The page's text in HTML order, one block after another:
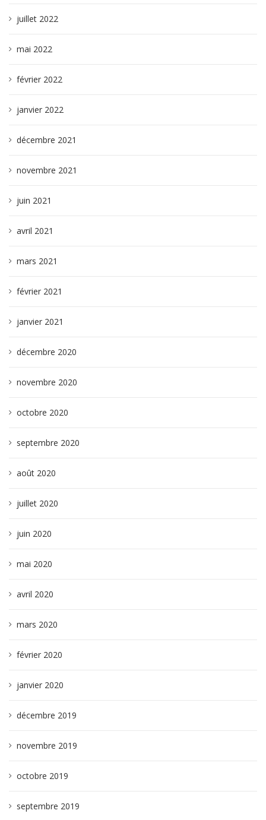
juillet 2022
mai 2022
février 2022
janvier 2022
décembre 2021
novembre 2021
juin 2021
avril 2021
mars 2021
février 2021
janvier 2021
décembre 2020
novembre 2020
octobre 2020
septembre 2020
août 2020
juillet 2020
juin 2020
mai 2020
avril 2020
mars 2020
février 2020
janvier 2020
décembre 2019
novembre 2019
octobre 2019
septembre 2019